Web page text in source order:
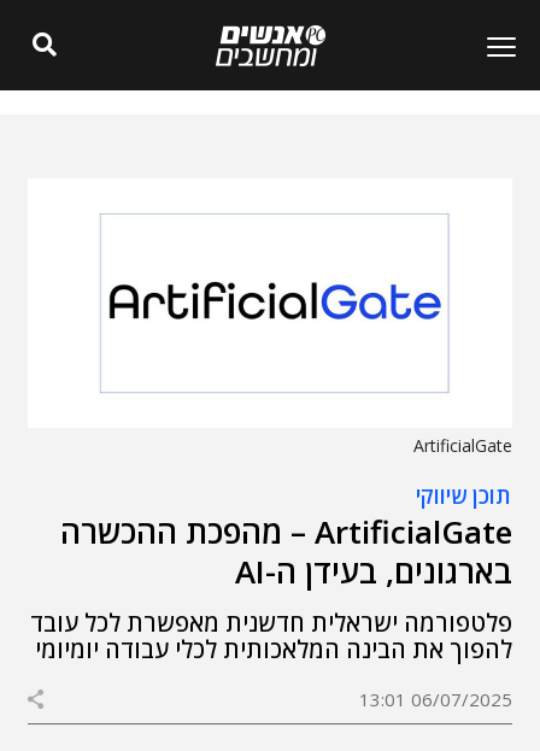
ArtificialGate
תוכן שיווקי
ArtificialGate – מהפכת ההכשרה
בארגונים, בעידן ה-AI
פלטפורמה ישראלית חדשנית מאפשרת לכל עובד
להפוך את הבינה המלאכותית לכלי עבודה יומיומי
06/07/2025 13:01